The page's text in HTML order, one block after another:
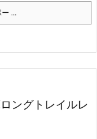
...
ングトレイルレ